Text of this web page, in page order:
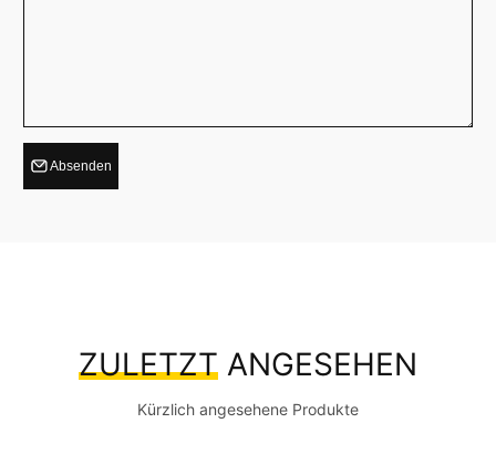
Absenden
ZULETZT ANGESEHEN
Kürzlich angesehene Produkte